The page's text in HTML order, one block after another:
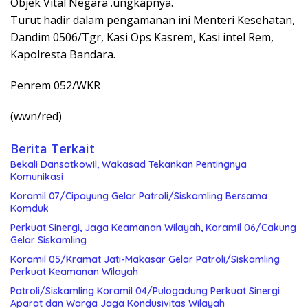
Turut hadir dalam pengamanan ini Menteri Kesehatan,
Dandim 0506/Tgr, Kasi Ops Kasrem, Kasi intel Rem,
Kapolresta Bandara.
Penrem 052/WKR
(wwn/red)
Berita Terkait
Bekali Dansatkowil, Wakasad Tekankan Pentingnya
Komunikasi
Koramil 07/Cipayung Gelar Patroli/Siskamling Bersama
Komduk
Perkuat Sinergi, Jaga Keamanan Wilayah, Koramil 06/Cakung
Gelar Siskamling
Koramil 05/Kramat Jati-Makasar Gelar Patroli/Siskamling
Perkuat Keamanan Wilayah
Patroli/Siskamling Koramil 04/Pulogadung Perkuat Sinergi
Aparat dan Warga Jaga Kondusivitas Wilayah